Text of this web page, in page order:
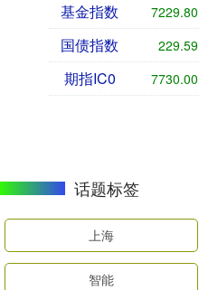
基金指数 7229.80
国债指数 229.59
期指IC0 7730.00
话题标签
上海
智能